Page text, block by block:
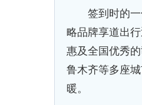
签到时的一
略品牌享道出
惠及全国优秀
鲁木齐等多座
暖。